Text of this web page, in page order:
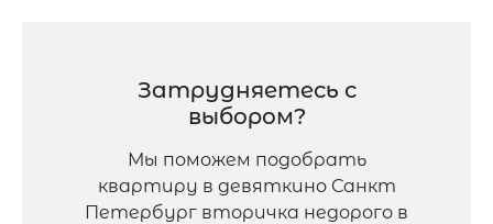
Затрудняетесь с
выбором?
Мы поможем подобрать
квартиру в девяткино Санкт
Петербург вторичка недорого в